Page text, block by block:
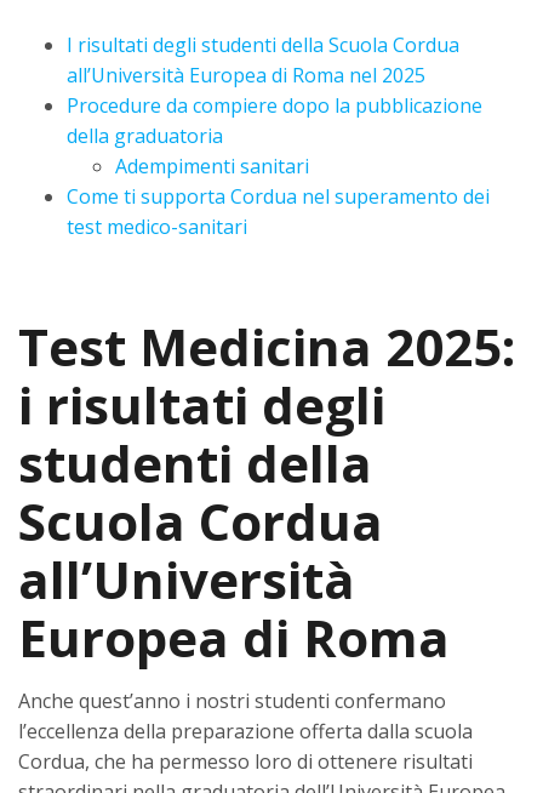
I risultati degli studenti della Scuola Cordua
all’Università Europea di Roma nel 2025
Procedure da compiere dopo la pubblicazione
della graduatoria
Adempimenti sanitari
Come ti supporta Cordua nel superamento dei
test medico-sanitari
Test Medicina 2025:
i risultati degli
studenti della
Scuola Cordua
all’Università
Europea di Roma
Anche quest’anno i nostri studenti confermano
l’eccellenza della preparazione offerta dalla scuola
Cordua, che ha permesso loro di ottenere risultati